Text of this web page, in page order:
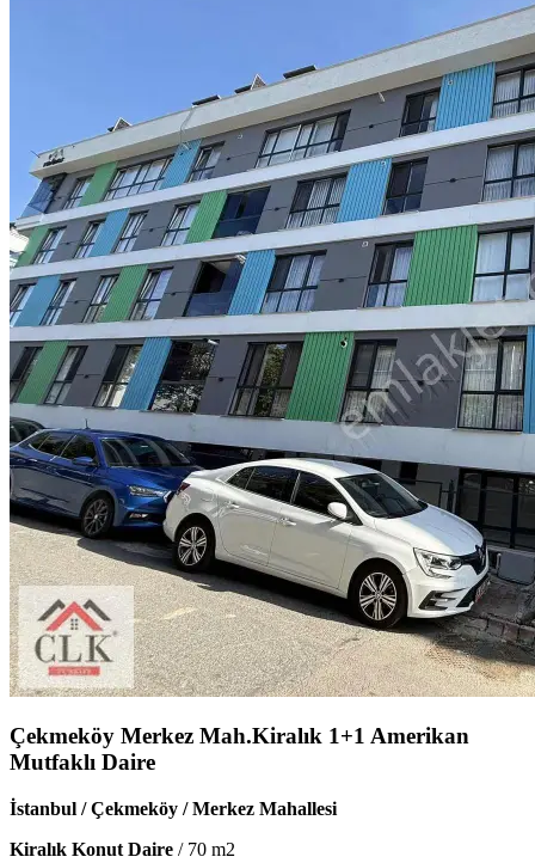
Çekmeköy Merkez Mah.Kiralık 1+1 Amerikan
Mutfaklı Daire
İstanbul / Çekmeköy / Merkez Mahallesi
Kiralık Konut Daire / 70 m2